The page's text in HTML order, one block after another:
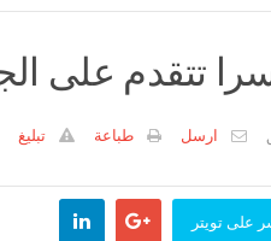
تتقدم على
ارسل طباعة تبليغ
على تويتر